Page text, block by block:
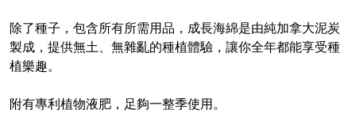
除了種子，包含所有所需用品，成長海綿是由純加拿大泥炭
製成，提供無土、無雜亂的種植體驗，讓你全年都能享受種
植樂趣。
附有專利植物液肥，足夠一整季使用。